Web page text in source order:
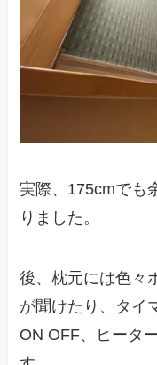
実際、175cmでも
りました。
後、枕元には色々
が聞けたり、タイ
ON OFF、ヒータ